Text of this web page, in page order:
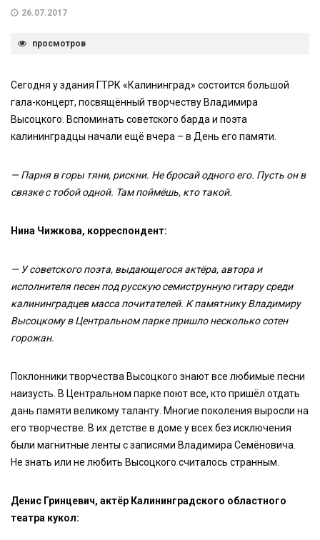
26.07.2017
просмотров
Сегодня у здания ГТРК «Калининград» состоится большой
гала-концерт, посвящённый творчеству Владимира
Высоцкого. Вспоминать советского барда и поэта
калининградцы начали ещё вчера – в День его памяти.
— Парня в горы тяни, рискни. Не бросай одного его. Пусть он в
связке с тобой одной. Там поймёшь, кто такой.
Нина Чижкова, корреспондент:
— У советского поэта, выдающегося актёра, автора и
исполнителя песен под русскую семиструнную гитару среди
калининградцев масса почитателей. К памятнику Владимиру
Высоцкому в Центральном парке пришло несколько сотен
горожан.
Поклонники творчества Высоцкого знают все любимые песни
наизусть. В Центральном парке поют все, кто пришёл отдать
дань памяти великому таланту. Многие поколения выросли на
его творчестве. В их детстве в доме у всех без исключения
были магнитные ленты с записями Владимира Семёновича.
Не знать или не любить Высоцкого считалось странным.
Денис Гринцевич, актёр Калининградского областного
театра кукол: